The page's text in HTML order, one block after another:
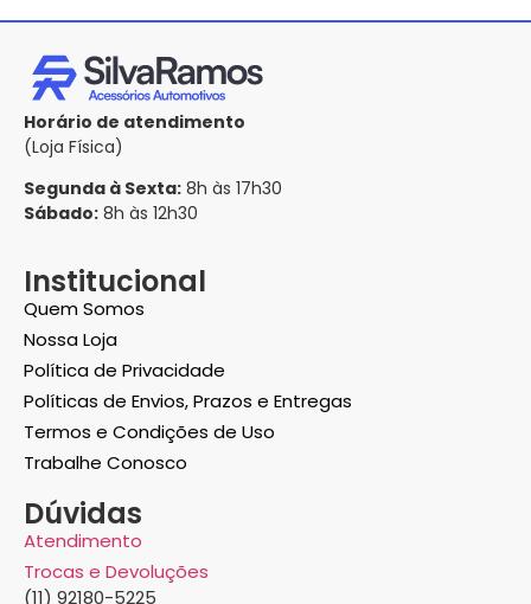
Horário de atendimento
(Loja Física)
Segunda à Sexta: 8h às 17h30
Sábado: 8h às 12h30
Institucional
Quem Somos
Nossa Loja
Política de Privacidade
Políticas de Envios, Prazos e Entregas
Termos e Condições de Uso
Trabalhe Conosco
Dúvidas
Atendimento
Trocas e Devoluções
(11) 92180-5225